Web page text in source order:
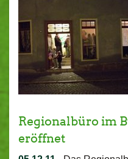
Regionalbüro im
eröffnet